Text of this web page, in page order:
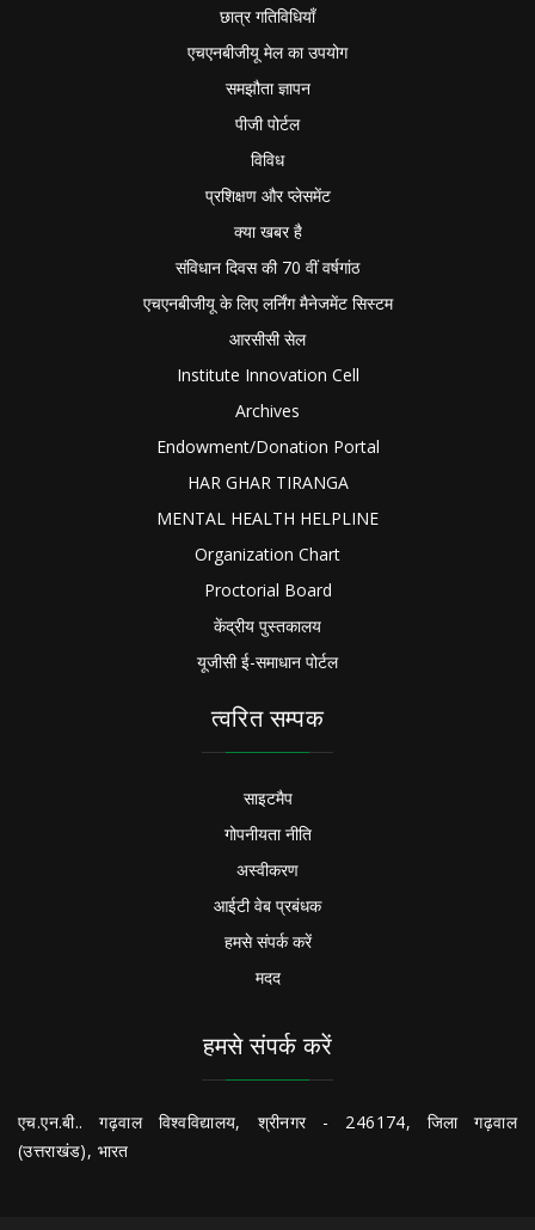
छात्र गतिविधियाँ
एचएनबीजीयू मेल का उपयोग
समझौता ज्ञापन
पीजी पोर्टल
विविध
प्रशिक्षण और प्लेसमेंट
क्या खबर है
संविधान दिवस की 70 वीं वर्षगांठ
एचएनबीजीयू के लिए लर्निंग मैनेजमेंट सिस्टम
आरसीसी सेल
Institute Innovation Cell
Archives
Endowment/Donation Portal
HAR GHAR TIRANGA
MENTAL HEALTH HELPLINE
Organization Chart
Proctorial Board
केंद्रीय पुस्तकालय
यूजीसी ई-समाधान पोर्टल
त्वरित सम्पक
साइटमैप
गोपनीयता नीति
अस्वीकरण
आईटी वेब प्रबंधक
हमसे संपर्क करें
मदद
हमसे संपर्क करें
एच.एन.बी.. गढ़वाल विश्वविद्यालय, श्रीनगर - 246174, जिला गढ़वाल
(उत्तराखंड), भारत